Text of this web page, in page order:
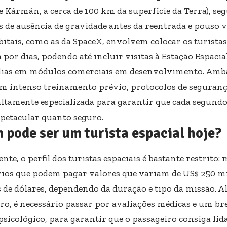
Kármán, a cerca de 100 km da superfície da Terra),
ausência de gravidade antes da reentrada e pouso
como as da SpaceX, envolvem colocar os
por dias, podendo até incluir visitas à Estação
em módulos comerciais em desenvolvimento.
intenso treinamento prévio, protocolos de
especializada para garantir que cada
quanto seguro.
pode ser um turista espacial hoje?
o perfil dos turistas espaciais é bastante restrito:
que podem pagar valores que variam de US$ 250
dólares, dependendo da duração e tipo da missão.
é necessário passar por avaliações médicas e um
para garantir que o passageiro consiga